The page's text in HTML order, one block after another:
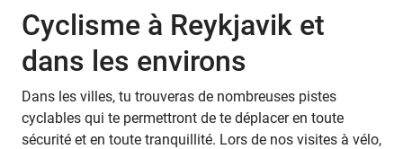
Cyclisme à Reykjavik et
dans les environs
Dans les villes, tu trouveras de nombreuses pistes
cyclables qui te permettront de te déplacer en toute
sécurité et en toute tranquillité. Lors de nos visites à vélo,